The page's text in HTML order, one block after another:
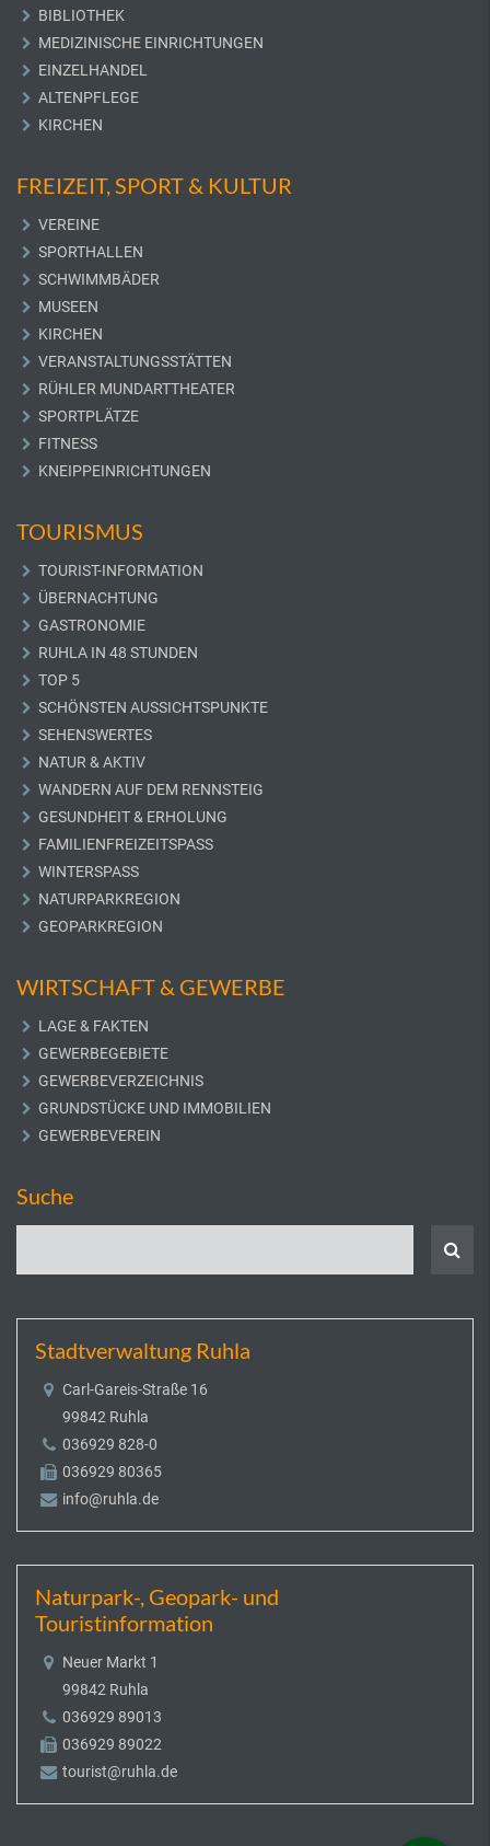
BIBLIOTHEK
MEDIZINISCHE EINRICHTUNGEN
EINZELHANDEL
ALTENPFLEGE
KIRCHEN
FREIZEIT, SPORT & KULTUR
VEREINE
SPORTHALLEN
SCHWIMMBÄDER
MUSEEN
KIRCHEN
VERANSTALTUNGSSTÄTTEN
RÜHLER MUNDARTTHEATER
SPORTPLÄTZE
FITNESS
KNEIPPEINRICHTUNGEN
TOURISMUS
TOURIST-INFORMATION
ÜBERNACHTUNG
GASTRONOMIE
RUHLA IN 48 STUNDEN
TOP 5
SCHÖNSTEN AUSSICHTSPUNKTE
SEHENSWERTES
NATUR & AKTIV
WANDERN AUF DEM RENNSTEIG
GESUNDHEIT & ERHOLUNG
FAMILIENFREIZEITSPASS
WINTERSPASS
NATURPARKREGION
GEOPARKREGION
WIRTSCHAFT & GEWERBE
LAGE & FAKTEN
GEWERBEGEBIETE
GEWERBEVERZEICHNIS
GRUNDSTÜCKE UND IMMOBILIEN
GEWERBEVEREIN
Suche
Stadtverwaltung Ruhla
Carl-Gareis-Straße 16
99842 Ruhla
036929 828-0
036929 80365
info@ruhla.de
Naturpark-, Geopark- und
Touristinformation
Neuer Markt 1
99842 Ruhla
036929 89013
036929 89022
tourist@ruhla.de